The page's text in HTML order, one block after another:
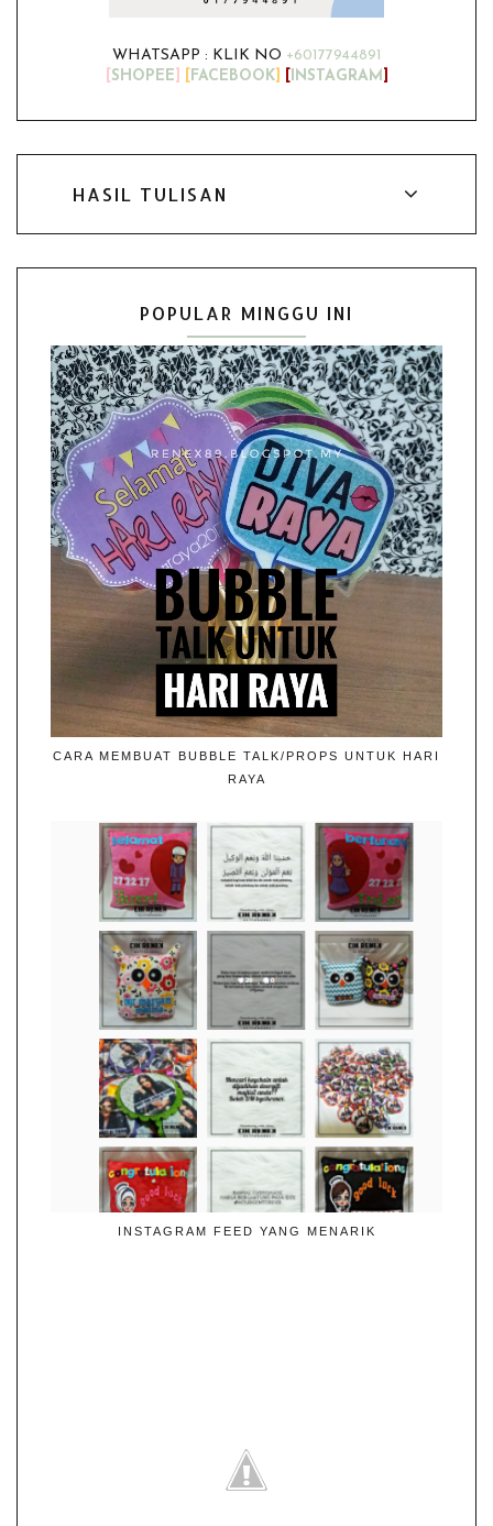
WHATSAPP : KLIK NO +60177944891
SHOPEE FACEBOOK] INSTAGRAM
HASIL TULISAN
POPULAR MINGGU INI
CARA MEMBUAT BUBBLE TALK/PROPS UNTUK HARI
RAYA
INSTAGRAM FEED YANG MENARIK